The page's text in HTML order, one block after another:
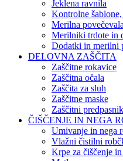
Jeklena ravnila
Kontrolne
Merilna povečevala
Merilniki trdote in
Dodatki in merilni
DELOVNA ZAŠČITA
Zaščitne rokavice
Zaščitna očala
Zaščita za sluh
Zaščitne maske
Zaščitni
ČIŠČENJE IN NEGA
Umivanje in nega
Vlažni čistilni
Krpe za čiščenje